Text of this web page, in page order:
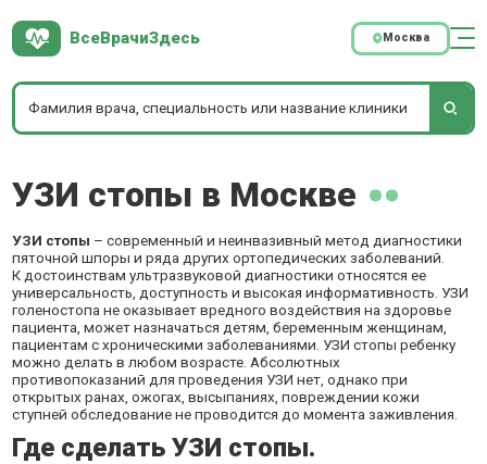
ВсеВрачиЗдесь Москва
УЗИ стопы в Москве
УЗИ стопы – современный и неинвазивный метод диагностики
пяточной шпоры и ряда других ортопедических заболеваний.
К достоинствам ультразвуковой диагностики относятся ее
универсальность, доступность и высокая информативность. УЗИ
голеностопа не оказывает вредного воздействия на здоровье
пациента, может назначаться детям, беременным женщинам,
пациентам с хроническими заболеваниями. УЗИ стопы ребенку
можно делать в любом возрасте. Абсолютных
противопоказаний для проведения УЗИ нет, однако при
открытых ранах, ожогах, высыпаниях, повреждении кожи
ступней обследование не проводится до момента заживления.
Где сделать УЗИ стопы.